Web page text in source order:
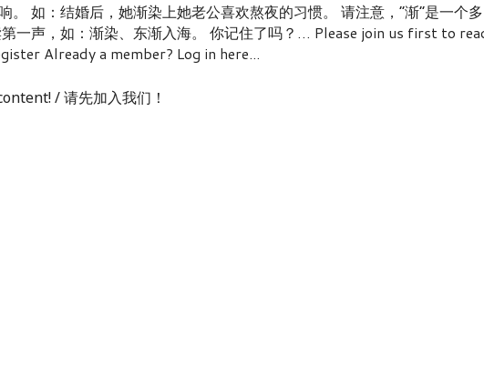
。 如：结婚后，她渐染上她老公喜欢熬夜的习惯。 请注意，“渐”是一个多
一声，如：渐染、东渐入海。 你记住了吗？… Please join us first to
Already a member? Log in here...
/ 请先加入我们！